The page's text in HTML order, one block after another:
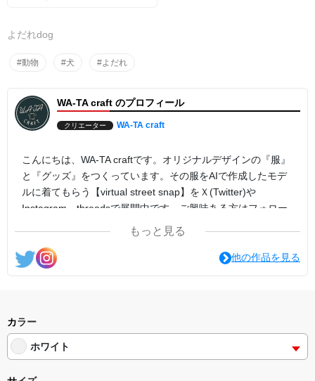
よだれdog
#動物 #犬 #よだれ
WA-TA craft のプロフィール
クリエーター WA-TA craft
こんにちは、WA-TA craftです。オリジナルデザインの『服』
と『グッズ』をつくっています。その服をAIで作成したモデ
ルに着てもらう【virtual street snap】をＸ(Twitter)や
Instagram、threadsで展開中です。ご興味ある方はフォロー
もっと見る
他の作品を見る
カラー
ホワイト